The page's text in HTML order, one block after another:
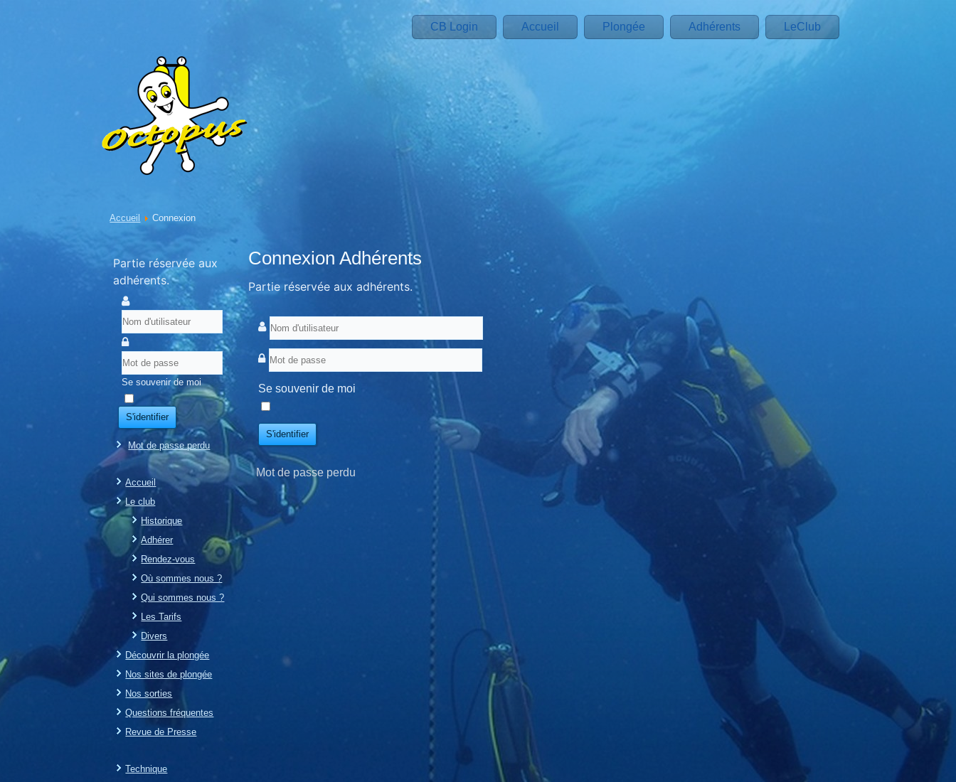
CB Login Accueil Plongée Adhérents LeClub
Accueil Connexion
Partie réservée aux
adhérents.
Se souvenir de moi
S'identifier
Mot de passe perdu
Accueil
Le club
Historique
Adhérer
Rendez-vous
Où sommes nous ?
Qui sommes nous ?
Les Tarifs
Divers
Découvrir la plongée
Nos sites de plongée
Nos sorties
Questions fréquentes
Revue de Presse
Technique
Connexion Adhérents
Partie réservée aux adhérents.
Se souvenir de moi
S'identifier
Mot de passe perdu